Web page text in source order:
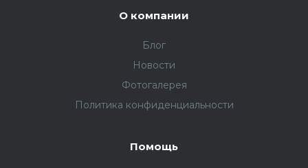
О компании
Блог
Новости
Фотогалерея
Политика конфиденциальности
Помощь